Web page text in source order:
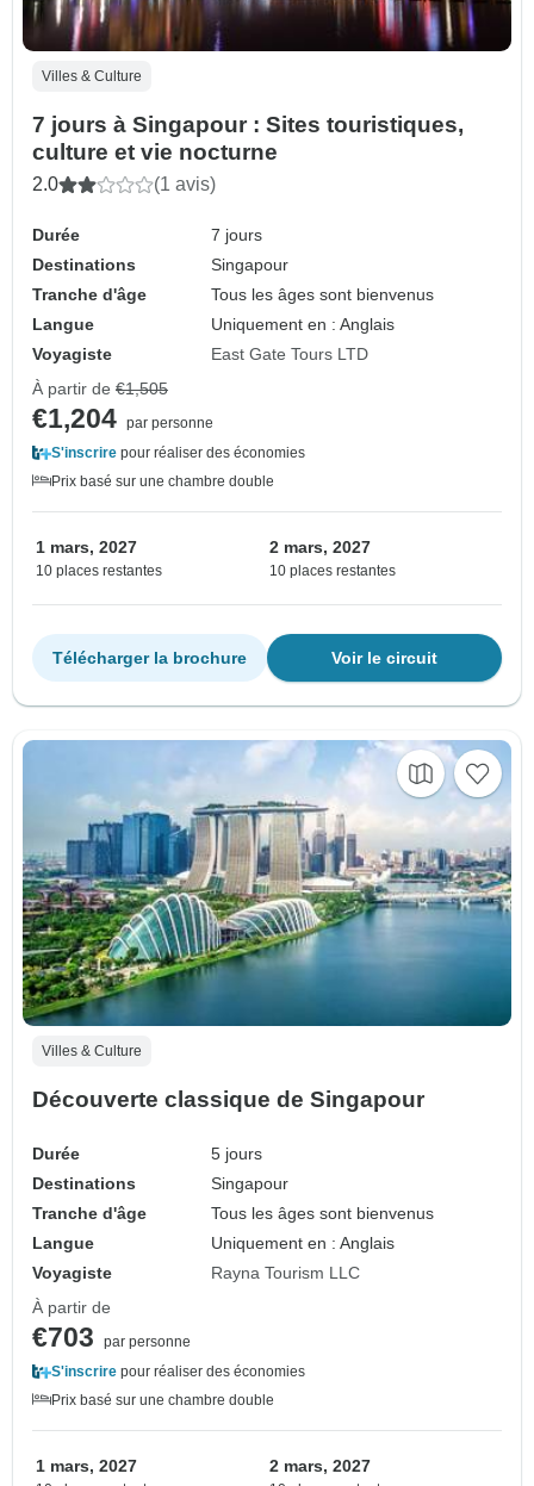
Villes & Culture
7 jours à Singapour : Sites touristiques,
culture et vie nocturne
2.0 (1 avis)
Durée
7 jours
Destinations
Singapour
Tranche d'âge
Tous les âges sont bienvenus
Langue
Uniquement en : Anglais
Voyagiste
East Gate Tours LTD
À partir de €1,505
€1,204 par personne
S'inscrire pour réaliser des économies
Prix basé sur une chambre double
1 mars, 2027
10 places restantes
2 mars, 2027
10 places restantes
Voir le circuit
Télécharger la brochure
Villes & Culture
Découverte classique de Singapour
Durée
5 jours
Destinations
Singapour
Tranche d'âge
Tous les âges sont bienvenus
Langue
Uniquement en : Anglais
Voyagiste
Rayna Tourism LLC
À partir de
€703
par personne
S'inscrire pour réaliser des économies
Prix basé sur une chambre double
1 mars, 2027 2 mars, 2027